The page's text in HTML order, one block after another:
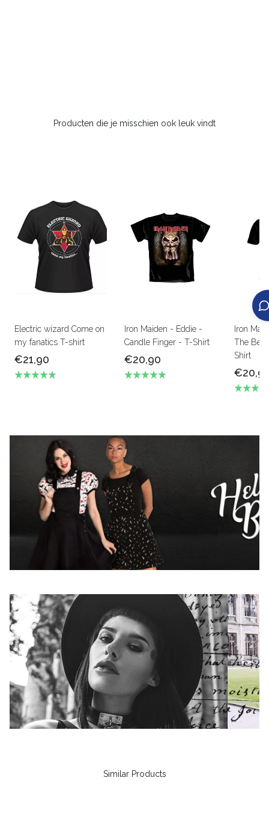
Producten die je misschien ook leuk vindt
Electric wizard Come on
my fanatics T-shirt
€21,90
Iron Maiden - Eddie -
Candle Finger - T-Shirt
€20,90
Iron
The
Shirt
Similar Products